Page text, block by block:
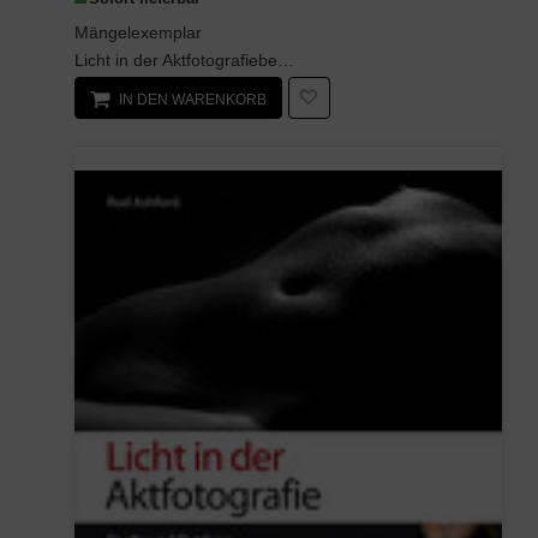
Mängelexemplar
Licht in der Aktfotografiebeschreibt in beeindruckender Weise, wie Profifotografen ihre Meister...
IN DEN WARENKORB